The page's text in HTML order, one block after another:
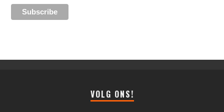
VOLG ONS!